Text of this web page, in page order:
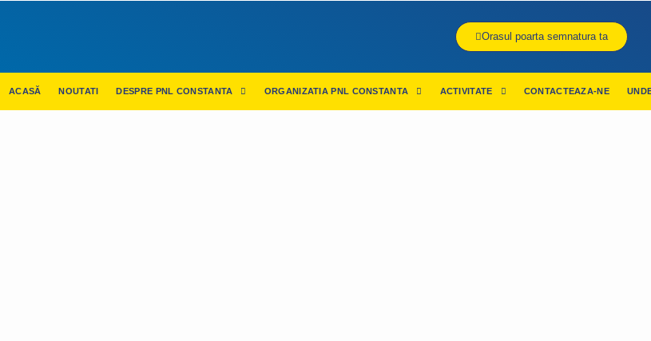
Orasul poarta semnatura ta
ACASĂ NOUTATI DESPRE PNL CONSTANTA ORGANIZATIA PNL CONSTANTA ACTIVITATE CONTACTEAZA-NE